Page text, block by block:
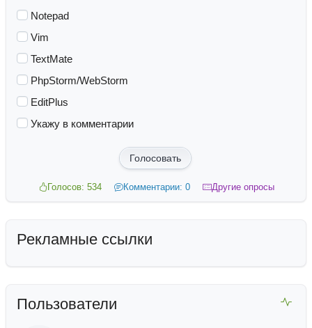
Notepad
Vim
TextMate
PhpStorm/WebStorm
EditPlus
Укажу в комментарии
Голосовать
Голосов: 534 Комментарии: 0 Другие опросы
Рекламные ссылки
Пользователи